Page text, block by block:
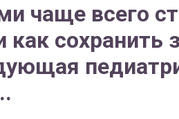
чаще всего
сохранить